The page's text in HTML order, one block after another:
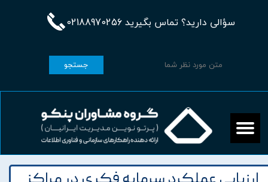
سؤالی دارید؟ تماس بگیرید 02188970256
جستجو